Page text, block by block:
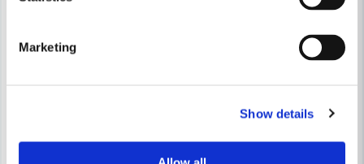
Marketing
Show details